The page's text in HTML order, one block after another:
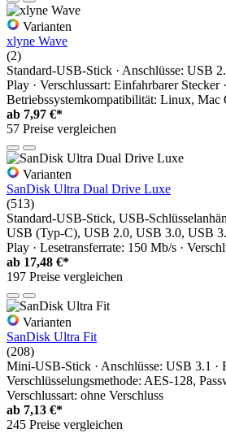
Varianten
xlyne Wave
(2)
Standard-USB-Stick · Anschlüsse: USB
Play · Verschlussart: Einfahrbarer Stecker ·
Betriebssystemkompatibilität: Linux, Mac
ab 7,97 €*
57 Preise vergleichen
Varianten
SanDisk Ultra Dual Drive Luxe
(513)
Standard-USB-Stick, USB-
USB (Typ-C), USB 2.0, USB 3.0, USB
Play · Lesetransferrate: 150 Mb/s ·
ab 17,48 €*
197 Preise vergleichen
Varianten
SanDisk Ultra Fit
(208)
Mini-USB-Stick · Anschlüsse: USB 3.1 ·
Verschlüsselungsmethode: AES-128,
Verschlussart: ohne Verschluss
ab 7,13 €*
245 Preise vergleichen